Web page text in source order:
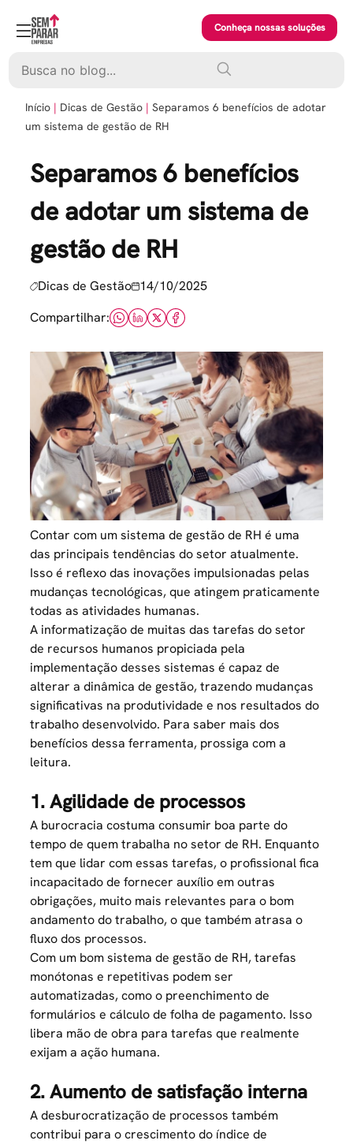
content
Conheça nossas soluções
Início Dicas de Gestão
Separamos 6 benefícios de adotar
um sistema de gestão de RH
Separamos 6 benefícios
de adotar um sistema de
gestão de RH
Dicas de Gestão 14/10/2025
Compartilhar:
Contar com um sistema de gestão de RH é uma
das principaistendências do setor atualmente.
Isso é reflexo das inovações impulsionadas pelas
mudanças tecnológicas, que atingem praticamente
todas as atividades humanas.
A informatização de muitas das tarefas do setor
de recursos humanos propiciada pela
implementação desses sistemas é capaz de
alterar a dinâmica de gestão, trazendo mudanças
significativas na produtividade e nos resultados do
trabalho desenvolvido. Para saber mais dos
benefícios dessa ferramenta, prossiga com a
leitura.
1. Agilidade de processos
A burocracia costuma consumir boa parte do
tempo de quem trabalha no setor de RH. Enquanto
tem que lidar com essas tarefas, o profissional fica
incapacitado de fornecer auxílio em outras
obrigações, muito mais relevantes para o bom
andamento do trabalho, o que também atrasa o
fluxo dos processos.
Com um bom sistema de gestão de RH, tarefas
monótonas e repetitivas podem ser
automatizadas, como o preenchimento de
formulários e cálculo de folha de pagamento. Isso
libera mão de obra para tarefas que realmente
exijam a ação humana.
2. Aumento de satisfação interna
A desburocratização de processos também
contribui para o crescimento do índice de